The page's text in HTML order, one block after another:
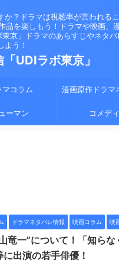
か？ドラマは視聴率が言われる
品を楽しもう！ドラマや映画、
京」ドラマのあらすじやネタバ
よう！
UDIラボ東京」
マコラム 漫画原作ドラマ
ーマン コメディ
ドラマネタバレ情報 映画コラム 映
竜一”について！「知ら
出演の若手俳優！